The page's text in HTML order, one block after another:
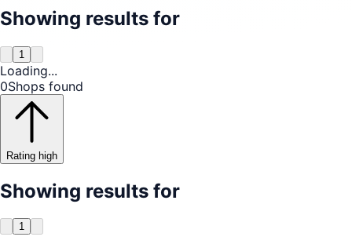
Showing results for
1
Loading...
0Shops found
Rating high
Showing results for
1